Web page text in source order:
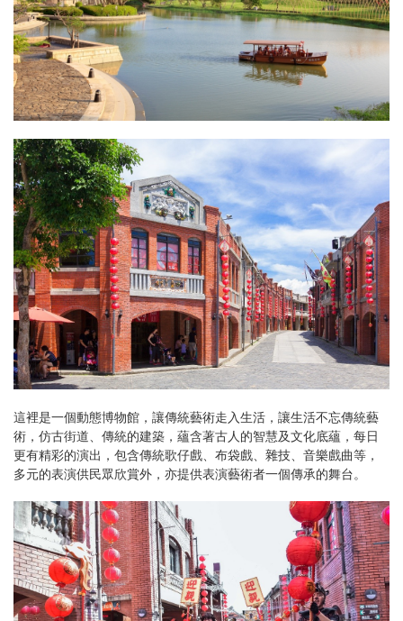
這裡是一個動態博物館，讓傳統藝術走入生活，讓生活不忘傳統藝
術，仿古街道、傳統的建築，蘊含著古人的智慧及文化底蘊，每日
更有精彩的演出，包含傳統歌仔戲、布袋戲、雜技、音樂戲曲等，
多元的表演供民眾欣賞外，亦提供表演藝術者一個傳承的舞台。